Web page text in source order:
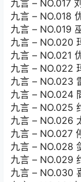
九言 – NO.017
九言 – NO.018
九言 – NO.019
九言 – NO.020
九言 – NO.021
九言 – NO.022
九言 – NO.023
九言 – NO.024
九言 – NO.025
九言 – NO.026
九言 – NO.027
九言 – NO.028
九言 – NO.029
九言 – NO.030